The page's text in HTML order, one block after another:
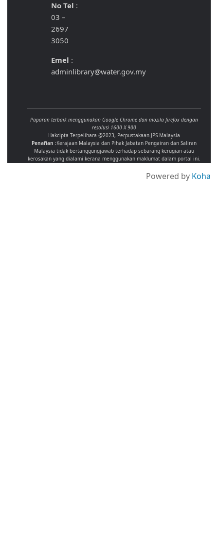
No Tel :
03 –
2697
3050
Emel :
adminlibrary@water.gov.my
Paparan terbaik menggunakan Google Chrome dan mozila firefox dengan
resolusi 1600 X 900
Hakcipta Terpelihara @2023, Perpustakaan JPS Malaysia
Penafian :Kerajaan Malaysia dan Pihak Jabatan Pengairan dan Saliran
Malaysia tidak bertanggungjawab terhadap sebarang kerugian atau
kerosakan yang dialami kerana menggunakan maklumat dalam portal ini.
Powered by Koha